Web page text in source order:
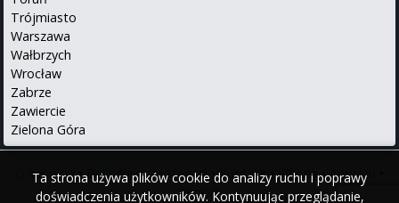
Ta strona używa plików cookie do analizy ruchu i poprawy
doświadczenia użytkowników. Kontynuując przeglądanie,
Trójmiasto
Warszawa
Wałbrzych
Wrocław
Zabrze
Zawiercie
Zielona Góra
O serwisie•Polityka prywatności•Kontakt•iPhone•Android
English